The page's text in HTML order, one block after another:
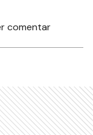
comentar